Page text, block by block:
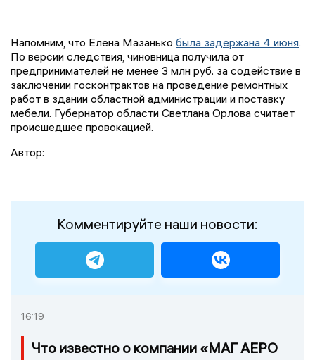
Напомним, что Елена Мазанько была задержана 4 июня.
По версии следствия, чиновница получила от
предпринимателей не менее 3 млн руб. за содействие в
заключении госконтрактов на проведение ремонтных
работ в здании областной администрации и поставку
мебели. Губернатор области Светлана Орлова считает
происшедшее провокацией.
Автор:
Комментируйте наши новости:
16:19
Что известно о компании «МАГ АЕРО